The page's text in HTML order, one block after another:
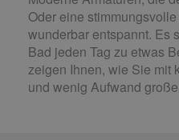
Oder eine
wunderbar entspannt. Es
Bad jeden Tag zu etwas
zeigen Ihnen, wie Sie mit
und wenig Aufwand